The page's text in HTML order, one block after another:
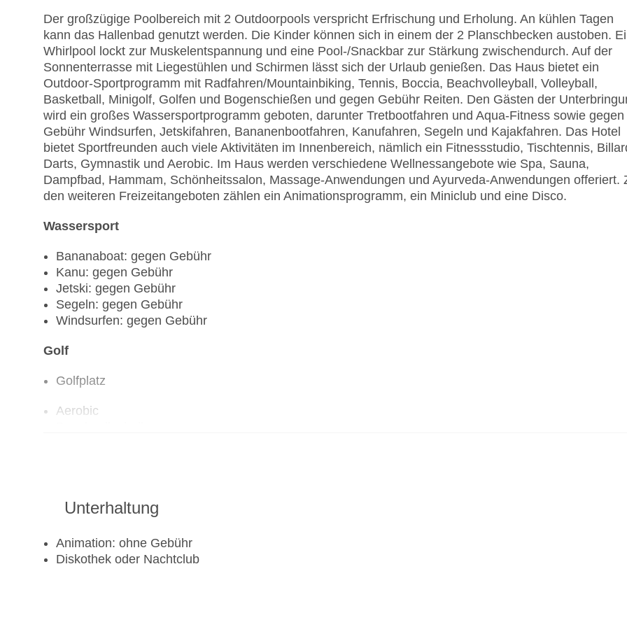
Der großzügige Poolbereich mit 2 Outdoorpools verspricht Erfrischung und Erholung. An kühlen Tagen
kann das Hallenbad genutzt werden. Die Kinder können sich in einem der 2 Planschbecken austoben.
Whirlpool lockt zur Muskelentspannung und eine Pool-/Snackbar zur Stärkung zwischendurch. Auf der
Sonnenterrasse mit Liegestühlen und Schirmen lässt sich der Urlaub genießen. Das Haus bietet ein
Outdoor-Sportprogramm mit Radfahren/Mountainbiking, Tennis, Boccia, Beachvolleyball, Volleyball,
Basketball, Minigolf, Golfen und Bogenschießen und gegen Gebühr Reiten. Den Gästen der
wird ein großes Wassersportprogramm geboten, darunter Tretbootfahren und Aqua-Fitness sowie gegen
Gebühr Windsurfen, Jetskifahren, Bananenbootfahren, Kanufahren, Segeln und Kajakfahren. Das Hotel
bietet Sportfreunden auch viele Aktivitäten im Innenbereich, nämlich ein Fitnessstudio, Tischtennis,
Darts, Gymnastik und Aerobic. Im Haus werden verschiedene Wellnessangebote wie Spa, Sauna,
Dampfbad, Hammam, Schönheitssalon, Massage-Anwendungen und Ayurveda-Anwendungen offeriert.
den weiteren Freizeitangeboten zählen ein Animationsprogramm, ein Miniclub und eine Disco.
Wassersport
Bananaboat: gegen Gebühr
Kanu: gegen Gebühr
Jetski: gegen Gebühr
Segeln: gegen Gebühr
Windsurfen: gegen Gebühr
Golf
Golfplatz
Aerobic
Unterhaltung
Animation: ohne Gebühr
Diskothek oder Nachtclub